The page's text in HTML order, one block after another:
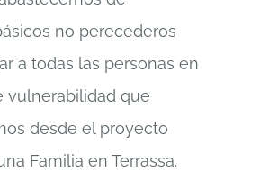
no perecederos
a todas las personas en
vulnerabilidad que
desde el proyecto
Familia en Terrassa.